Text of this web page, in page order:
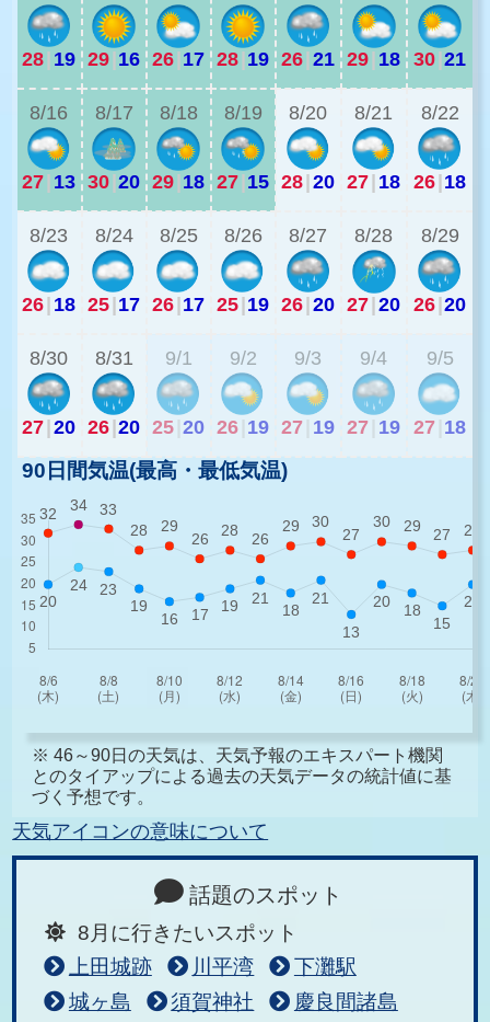
28| 19 29|16 26|17 28|19 26|21 29| 18 30|21
8/16
27| 13
8/17
30|20
8/18
29|18
8/19
27|15
8/20
28|20
8/21
27| 18
8/22
26|18
8/23
26| 18
8/24
25|17
8/25
26|17
8/26
25|19
8/27
26|20
8/28
27|20
8/29
26|20
8/30
27|20
8/31
26|20
9/1
25 20
9/2
26 19
9/3
27 19
9/4
27 19
9/5
27 18
90日間気温(最高・最低気温)
※ 46～90日の天気は、天気予報のエキスパート機関
とのタイアップによる過去の天気データの統計値に基
づく予想です。
天気アイコンの意味について
話題のスポット
8月に行きたいスポット
上田城跡
川平湾
下灘駅
城ヶ島
須賀神社
慶良間諸島